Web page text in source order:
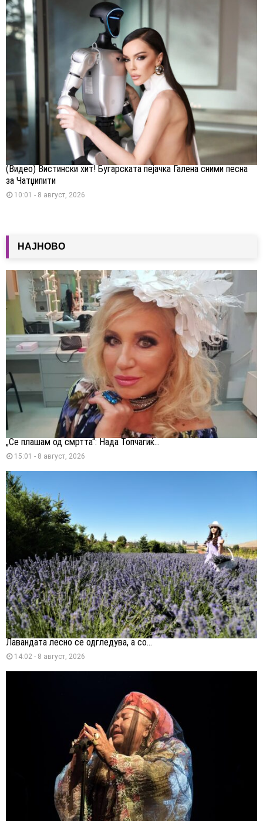
(Видео) Вистински хит! Бугарската пејачка Галена сними песна
за Чатџипити
10:01 - 8 август, 2026
НАЈНОВО
„Се плашам од смртта“: Нада Топчагиќ...
15:01 - 8 август, 2026
Лавандата лесно се одгледува, а со...
14:02 - 8 август, 2026